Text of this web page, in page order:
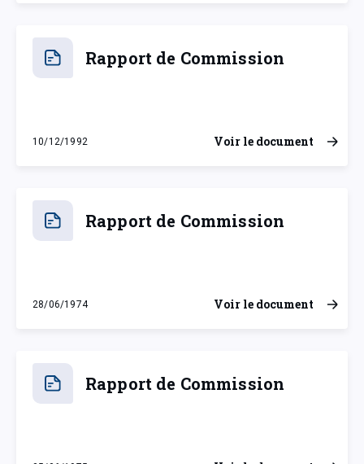
Rapport de Commission
10/12/1992
jeudi 10 décembre 1992
Voir le document
Rapport de Commission
28/06/1974
vendredi 28 juin 1974
Voir le document
Rapport de Commission